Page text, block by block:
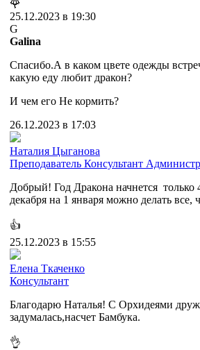
🌹
25.12.2023 в 19:30
G
Galina
Спасибо.А в каком цвете одежды
какую еду любит дракон?
И чем его Не кормить?
26.12.2023 в 17:03
Наталия Цыганова
Преподаватель Консультант
Добрый! Год Дракона начнется только
декабря на 1 января можно делать
👍
25.12.2023 в 15:55
Елена Ткаченко
Консультант
Благодарю Наталья! С Орхидеями
задумалась,насчет Бамбука.
👌